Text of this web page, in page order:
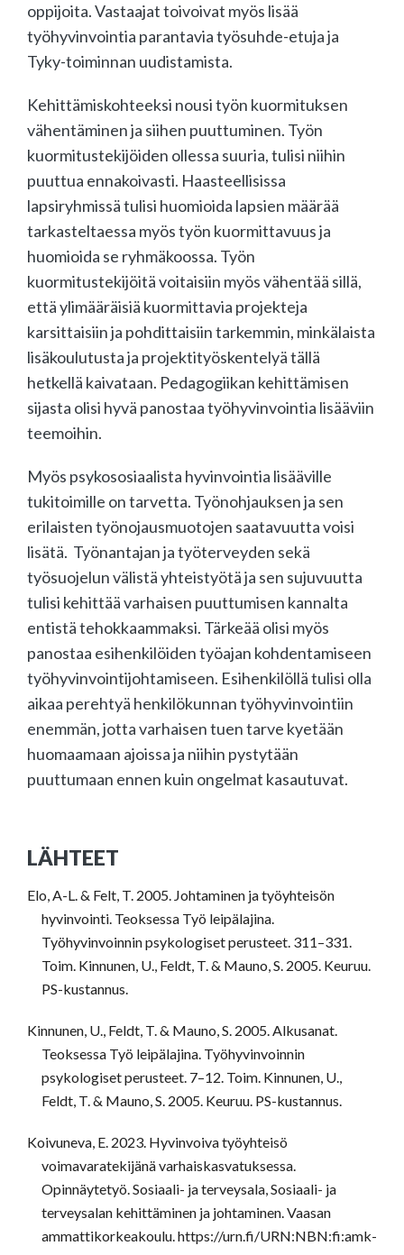
oppijoita. Vastaajat toivoivat myös lisää
työhyvinvointia parantavia työsuhde-etuja ja
Tyky-toiminnan uudistamista.
Kehittämiskohteeksi nousi työn kuormituksen
vähentäminen ja siihen puuttuminen. Työn
kuormitustekijöiden ollessa suuria, tulisi niihin
puuttua ennakoivasti. Haasteellisissa
lapsiryhmissä tulisi huomioida lapsien määrää
tarkasteltaessa myös työn kuormittavuus ja
huomioida se ryhmäkoossa. Työn
kuormitustekijöitä voitaisiin myös vähentää sillä,
että ylimääräisiä kuormittavia projekteja
karsittaisiin ja pohdittaisiin tarkemmin, minkälaista
lisäkoulutusta ja projektityöskentelyä tällä
hetkellä kaivataan. Pedagogiikan kehittämisen
sijasta olisi hyvä panostaa työhyvinvointia lisääviin
teemoihin.
Myös psykososiaalista hyvinvointia lisääville
tukitoimille on tarvetta. Työnohjauksen ja sen
erilaisten työnojausmuotojen saatavuutta voisi
lisätä. Työnantajan ja työterveyden sekä
työsuojelun välistä yhteistyötä ja sen sujuvuutta
tulisi kehittää varhaisen puuttumisen kannalta
entistä tehokkaammaksi. Tärkeää olisi myös
panostaa esihenkilöiden työajan kohdentamiseen
työhyvinvointijohtamiseen. Esihenkilöllä tulisi olla
aikaa perehtyä henkilökunnan työhyvinvointiin
enemmän, jotta varhaisen tuen tarve kyetään
huomaamaan ajoissa ja niihin pystytään
puuttumaan ennen kuin ongelmat kasautuvat.
LÄHTEET
Elo, A-L. & Felt, T. 2005. Johtaminen ja työyhteisön
hyvinvointi. Teoksessa Työ leipälajina.
Työhyvinvoinnin psykologiset perusteet. 311–331.
Toim. Kinnunen, U., Feldt, T. & Mauno, S. 2005. Keuruu.
PS-kustannus.
Kinnunen, U., Feldt, T. & Mauno, S. 2005. Alkusanat.
Teoksessa Työ leipälajina. Työhyvinvoinnin
psykologiset perusteet. 7–12. Toim. Kinnunen, U.,
Feldt, T. & Mauno, S. 2005. Keuruu. PS-kustannus.
Koivuneva, E. 2023. Hyvinvoiva työyhteisö
voimavaratekijänä varhaiskasvatuksessa.
Opinnäytetyö. Sosiaali- ja terveysala, Sosiaali- ja
terveysalan kehittäminen ja johtaminen. Vaasan
ammattikorkeakoulu. https://urn.fi/URN:NBN:fi:amk-